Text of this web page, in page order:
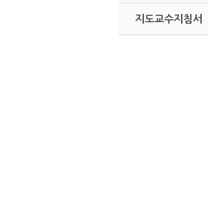
지도교수지침서